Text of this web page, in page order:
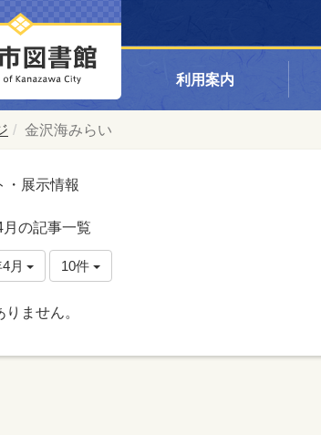
利用案内
金沢海みらい
・展示情報
月の記事一覧
月 10件
ません。